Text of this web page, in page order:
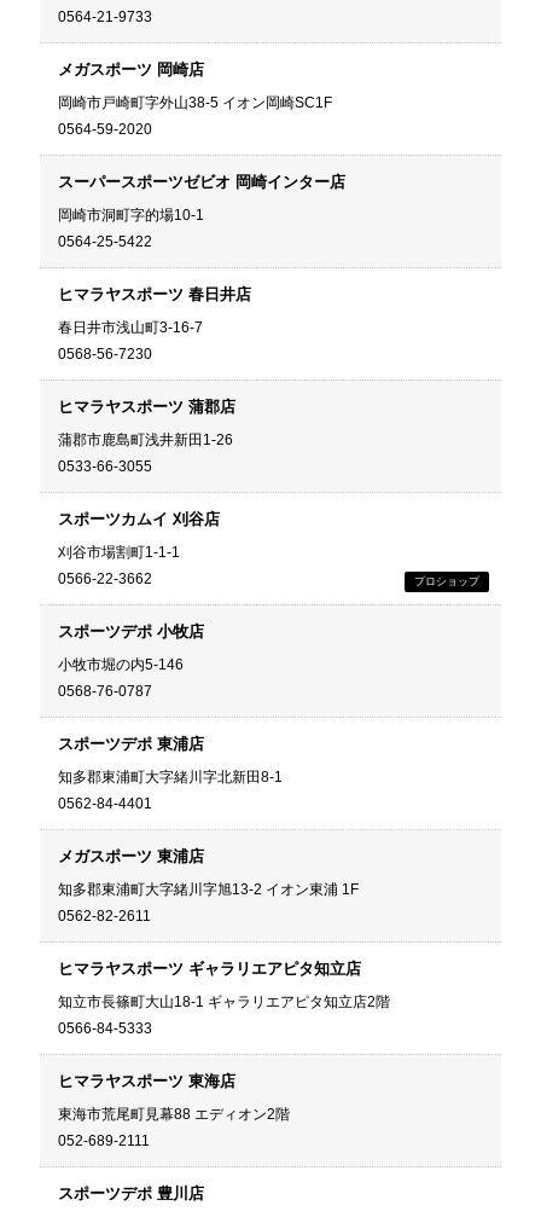
0564-21-9733
メガスポーツ 岡崎店
岡崎市戸崎町字外山38-5 イオン岡崎SC1F
0564-59-2020
スーパースポーツゼビオ 岡崎インター店
岡崎市洞町字的場10-1
0564-25-5422
ヒマラヤスポーツ 春日井店
春日井市浅山町3-16-7
0568-56-7230
ヒマラヤスポーツ 蒲郡店
蒲郡市鹿島町浅井新田1-26
0533-66-3055
スポーツカムイ 刈谷店
刈谷市場割町1-1-1
0566-22-3662
スポーツデポ 小牧店
小牧市堀の内5-146
0568-76-0787
スポーツデポ 東浦店
知多郡東浦町大字緒川字北新田8-1
0562-84-4401
メガスポーツ 東浦店
知多郡東浦町大字緒川字旭13-2 イオン東浦 1F
0562-82-2611
ヒマラヤスポーツ ギャラリエアピタ知立店
知立市長篠町大山18-1 ギャラリエアピタ知立店2階
0566-84-5333
ヒマラヤスポーツ 東海店
東海市荒尾町見幕88 エディオン2階
052-689-2111
スポーツデポ 豊川店